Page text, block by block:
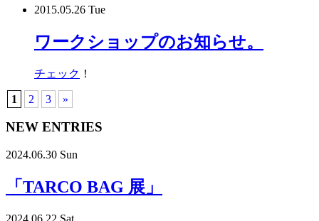
2015.05.26 Tue
ワークショップのお知らせ。
チェック ！
1 2 3 »
NEW ENTRIES
2024.06.30 Sun
「TARCO BAG 展」
2024.06.22 Sat